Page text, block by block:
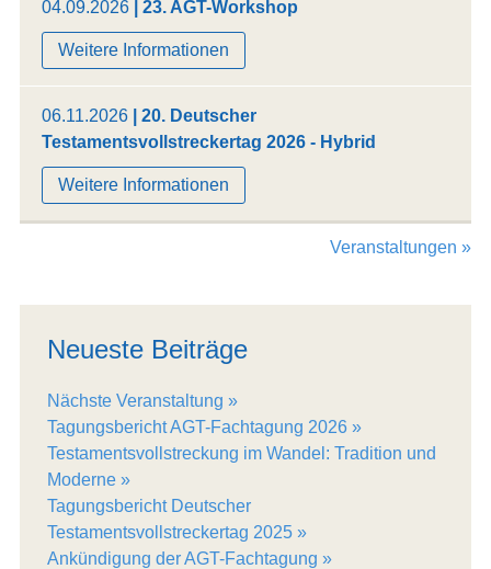
04.09.2026| 23. AGT-Workshop
Weitere Informationen
06.11.2026| 20. Deutscher
Testamentsvollstreckertag 2026 - Hybrid
Weitere Informationen
Veranstaltungen »
Neueste Beiträge
Nächste Veranstaltung
Tagungsbericht AGT-Fachtagung 2026
Testamentsvollstreckung im Wandel: Tradition und
Moderne
Tagungsbericht Deutscher
Testamentsvollstreckertag 2025
Ankündigung der AGT-Fachtagung